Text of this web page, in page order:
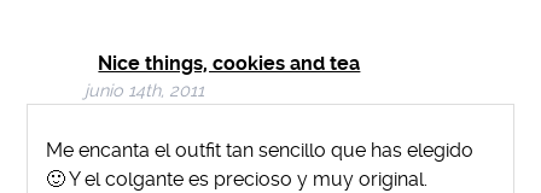
Nice things, cookies and tea
junio 14th, 2011
Me encanta el outfit tan sencillo que has elegido
🙂 Y el colgante es precioso y muy original.